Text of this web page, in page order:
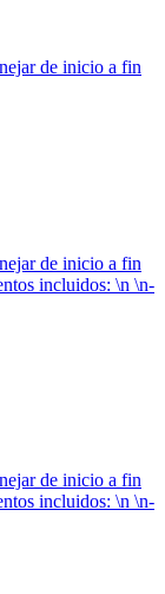
de inicio a fin
de inicio a fin
incluidos: \n \n-
de inicio a fin
incluidos: \n \n-